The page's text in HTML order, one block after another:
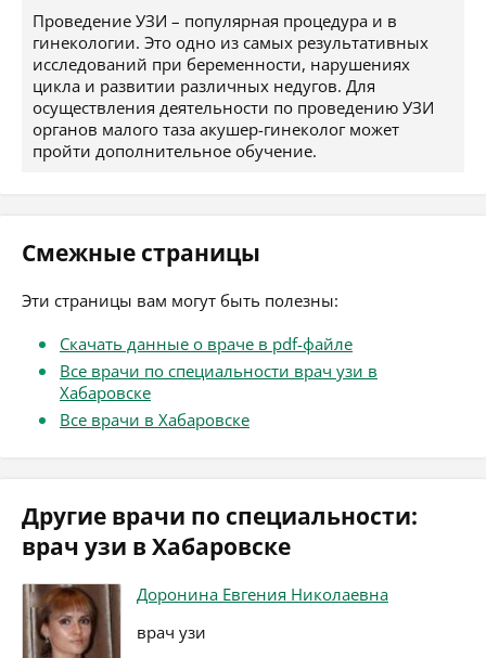
Проведение УЗИ – популярная процедура и в
гинекологии. Это одно из самых результативных
исследований при беременности, нарушениях
цикла и развитии различных недугов. Для
осуществления деятельности по проведению УЗИ
органов малого таза акушер-гинеколог может
пройти дополнительное обучение.
Смежные страницы
Эти страницы вам могут быть полезны:
Скачать данные о враче в pdf-файле
Все врачи по специальности врач узи в
Хабаровске
Все врачи в Хабаровске
Другие врачи по специальности:
врач узи в Хабаровске
Доронина Евгения Николаевна
врач узи